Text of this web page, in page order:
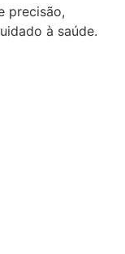
precisão,
à saúde.